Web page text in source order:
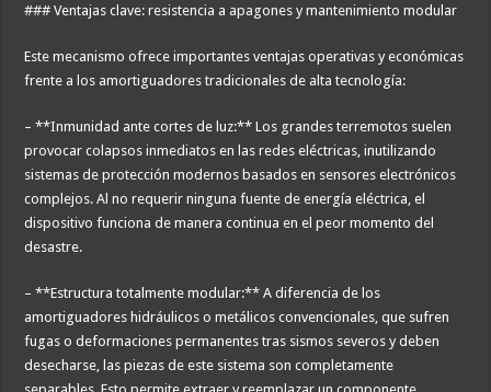
### Ventajas clave: resistencia a apagones y mantenimiento modular
Este mecanismo ofrece importantes ventajas operativas y económicas
frente a los amortiguadores tradicionales de alta tecnología:
– **Inmunidad ante cortes de luz:** Los grandes terremotos suelen
provocar colapsos inmediatos en las redes eléctricas, inutilizando
sistemas de protección modernos basados en sensores electrónicos
complejos. Al no requerir ninguna fuente de energía eléctrica, el
dispositivo funciona de manera continua en el peor momento del
desastre.
– **Estructura totalmente modular:** A diferencia de los
amortiguadores hidráulicos o metálicos convencionales, que sufren
fugas o deformaciones permanentes tras sismos severos y deben
desecharse, las piezas de este sistema son completamente